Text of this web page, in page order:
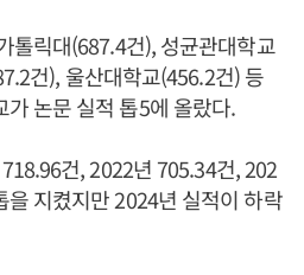
톨릭대(687.4건), 성균관대학교
건), 울산대학교(456.2건) 등
가 논문 실적 톱5에 올랐다.
건, 2022년 705.34건, 202
지켰지만 2024년 실적이 하락